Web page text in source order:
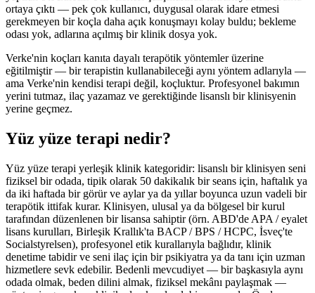
ortaya çıktı — pek çok kullanıcı, duygusal olarak idare etmesi
gerekmeyen bir koçla daha açık konuşmayı kolay buldu; bekleme
odası yok, adlarına açılmış bir klinik dosya yok.
Verke'nin koçları kanıta dayalı terapötik yöntemler üzerine
eğitilmiştir — bir terapistin kullanabileceği aynı yöntem adlarıyla —
ama Verke'nin kendisi terapi değil, koçluktur. Profesyonel bakımın
yerini tutmaz, ilaç yazamaz ve gerektiğinde lisanslı bir klinisyenin
yerine geçmez.
Yüz yüze terapi nedir?
Yüz yüze terapi yerleşik klinik kategoridir: lisanslı bir klinisyen seni
fiziksel bir odada, tipik olarak 50 dakikalık bir seans için, haftalık ya
da iki haftada bir görür ve aylar ya da yıllar boyunca uzun vadeli bir
terapötik ittifak kurar. Klinisyen, ulusal ya da bölgesel bir kurul
tarafından düzenlenen bir lisansa sahiptir (örn. ABD'de APA / eyalet
lisans kurulları, Birleşik Krallık'ta BACP / BPS / HCPC, İsveç'te
Socialstyrelsen), profesyonel etik kurallarıyla bağlıdır, klinik
denetime tabidir ve seni ilaç için bir psikiyatra ya da tanı için uzman
hizmetlere sevk edebilir. Bedenli mevcudiyet — bir başkasıyla aynı
odada olmak, beden dilini almak, fiziksel mekânı paylaşmak —